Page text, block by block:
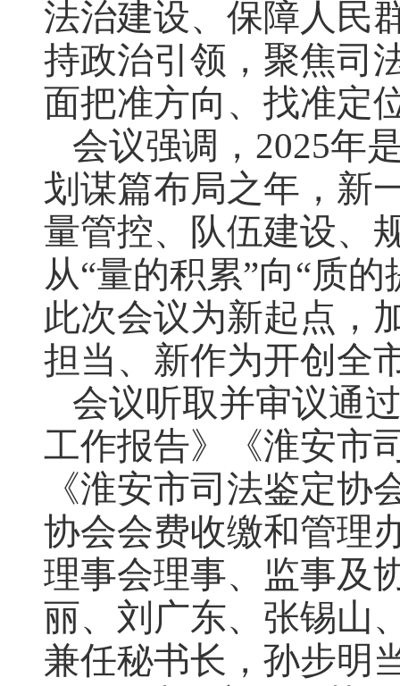
法治建设、保障人民
持政治引领，聚焦司
面把准方向、找准定
会议强调，2025年
划谋篇布局之年，新
量管控、队伍建设、
从“量的积累”向“质
此次会议为新起点，
担当、新作为开创全
会议听取并审议通
工作报告》《淮安市
《淮安市司法鉴定
协会会费收缴和管理
理事会理事、监事及
丽、刘广东、张锡山
兼任秘书长，孙步明